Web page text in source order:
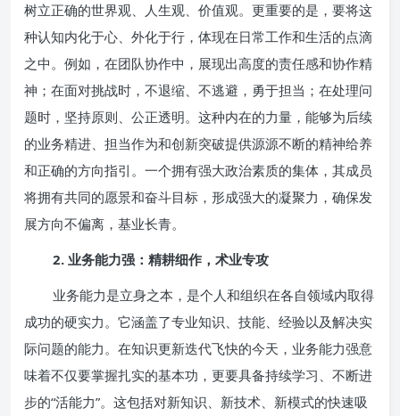
树立正确的世界观、人生观、价值观。更重要的是，要将这
种认知内化于心、外化于行，体现在日常工作和生活的点滴
之中。例如，在团队协作中，展现出高度的责任感和协作精
神；在面对挑战时，不退缩、不逃避，勇于担当；在处理问
题时，坚持原则、公正透明。这种内在的力量，能够为后续
的业务精进、担当作为和创新突破提供源源不断的精神给养
和正确的方向指引。一个拥有强大政治素质的集体，其成员
将拥有共同的愿景和奋斗目标，形成强大的凝聚力，确保发
展方向不偏离，基业长青。
2. 业务能力强：精耕细作，术业专攻
业务能力是立身之本，是个人和组织在各自领域内取得
成功的硬实力。它涵盖了专业知识、技能、经验以及解决实
际问题的能力。在知识更新迭代飞快的今天，业务能力强意
味着不仅要掌握扎实的基本功，更要具备持续学习、不断进
步的“活能力”。这包括对新知识、新技术、新模式的快速吸